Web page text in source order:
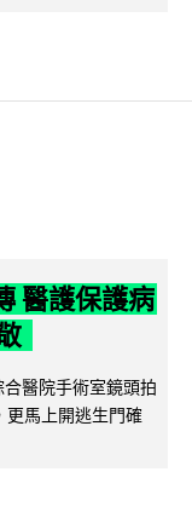
醫護保護病
醫院手術室鏡頭拍
馬上開逃生門確